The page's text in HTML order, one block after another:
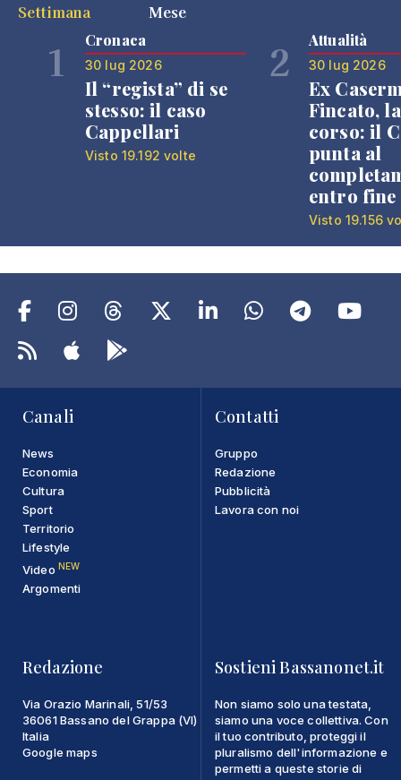
Settimana
Mese
1 Cronaca
30 lug 2026
Il “regista” di se
stesso: il caso
Cappellari
Visto 19.192 volte
2 Attualità
30 lug 2026
Ex
Fincato,
corso: il
punta al
entro fine
Visto 19.156
Canali
News
Economia
Cultura
Sport
Territorio
Lifestyle
Video NEW
Argomenti
Contatti
Gruppo
Redazione
Pubblicità
Lavora con noi
Redazione
Via Orazio Marinali, 51/53
36061 Bassano del Grappa (VI)
Italia
Google maps
Sostieni Bassanonet.it
Non siamo solo una testata,
siamo una voce collettiva. Con
il tuo contributo, proteggi il
pluralismo dell'informazione e
permetti a queste storie di